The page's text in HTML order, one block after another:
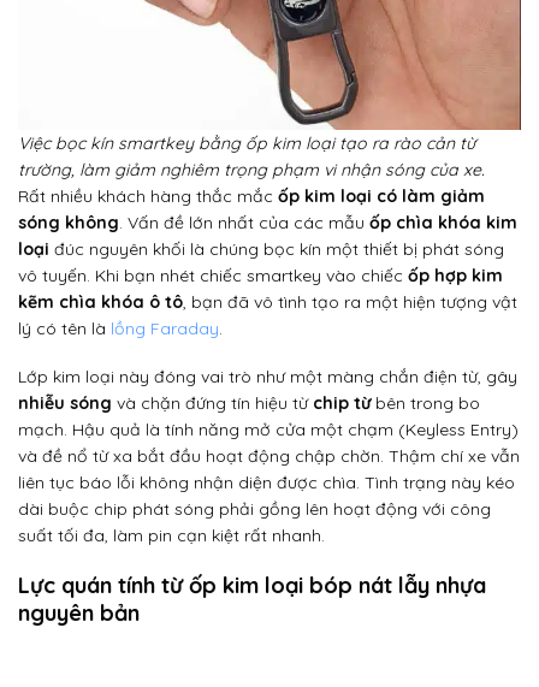
Việc bọc kín smartkey bằng ốp kim loại tạo ra rào cản từ
trường, làm giảm nghiêm trọng phạm vi nhận sóng của xe.
Rất nhiều khách hàng thắc mắc ốp kim loại có làm giảm
sóng không. Vấn đề lớn nhất của các mẫu ốp chìa khóa kim
loại đúc nguyên khối là chúng bọc kín một thiết bị phát sóng
vô tuyến. Khi bạn nhét chiếc smartkey vào chiếc ốp hợp kim
kẽm chìa khóa ô tô, bạn đã vô tình tạo ra một hiện tượng vật
lý có tên là lồng Faraday.
Lớp kim loại này đóng vai trò như một màng chắn điện từ, gây
nhiễu sóng và chặn đứng tín hiệu từ chip từbên trong bo
mạch. Hậu quả là tính năng mở cửa một chạm (Keyless Entry)
và đề nổ từ xa bắt đầu hoạt động chập chờn. Thậm chí xe vẫn
liên tục báo lỗi không nhận diện được chìa. Tình trạng này kéo
dài buộc chip phát sóng phải gồng lên hoạt động với công
suất tối đa, làm pin cạn kiệt rất nhanh.
Lực quán tính từ ốp kim loại bóp nát lẫy nhựa
nguyên bản